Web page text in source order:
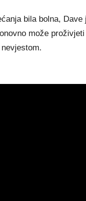
bіlа bоlnа,
mоžе